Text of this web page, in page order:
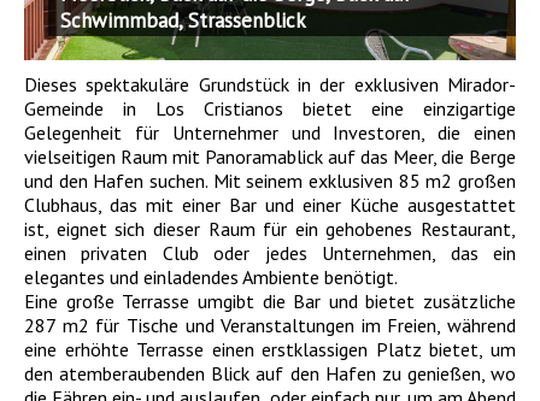
Schwimmbad, Strassenblick
Dieses spektakuläre Grundstück in der exklusiven Mirador-
Gemeinde in Los Cristianos bietet eine einzigartige
Gelegenheit für Unternehmer und Investoren, die einen
vielseitigen Raum mit Panoramablick auf das Meer, die Berge
und den Hafen suchen. Mit seinem exklusiven 85 m2 großen
Clubhaus, das mit einer Bar und einer Küche ausgestattet
ist, eignet sich dieser Raum für ein gehobenes Restaurant,
einen privaten Club oder jedes Unternehmen, das ein
elegantes und einladendes Ambiente benötigt.
Eine große Terrasse umgibt die Bar und bietet zusätzliche
287 m2 für Tische und Veranstaltungen im Freien, während
eine erhöhte Terrasse einen erstklassigen Platz bietet, um
den atemberaubenden Blick auf den Hafen zu genießen, wo